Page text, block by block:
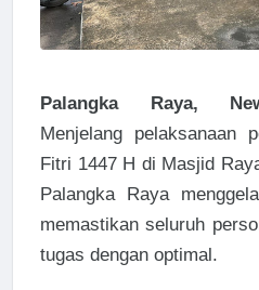
Palangka Raya,
Menjelang pelaksanaan
Fitri 1447 H di Masjid
Palangka Raya
memastikan seluruh
tugas dengan optimal.